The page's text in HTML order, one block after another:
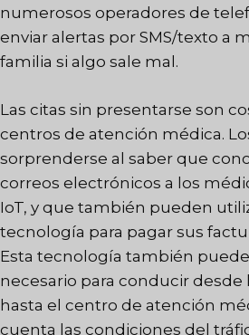
numerosos operadores de
enviar alertas por SMS/texto a
familia si algo sale mal.
Las citas sin presentarse son
centros de atención médica.
sorprenderse al saber que
correos electrónicos a los
IoT, y que también pueden
tecnología para pagar sus
Esta tecnología también
necesario para conducir desde
hasta el centro de atención
cuenta las condiciones del